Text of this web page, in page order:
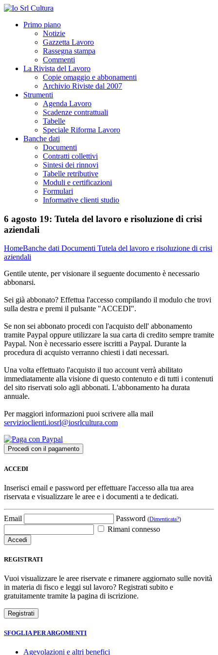
Primo piano
Notizie
Gazzetta Lavoro
Rassegna stampa
Commenti
La Rivista del Lavoro
Copie omaggio e abbonamenti
Archivio Riviste dal 2007
Strumenti
Agenda Lavoro
Scadenze contrattuali
Tabelle
Speciale Riforma Lavoro
Banche dati
Documenti
Contratti collettivi
Sintesi dei rinnovi
Tabelle retributive
Moduli e certificazioni
Formulari
Informative clienti studio
6 agosto 19: Tutela del lavoro e risoluzione di crisi
aziendali
HomeBanche dati Documenti Tutela del lavoro e risoluzione di crisi
aziendali
Gentile utente, per visionare il seguente documento è necessario
abbonarsi.
Sei già abbonato? Effettua l'accesso compilando il modulo che trovi
sulla destra e premi il pulsante "ACCEDI".
Se non sei abbonato procedi con l'acquisto dell' abbonamento
tramite Paypal oppure utilizzare la sua carta di credito sempre tramite
Paypal. Non è necessario essere iscritti a Paypal. Durante la
procedura di acquisto verranno chiesti i dati necessari.
Una volta effettuato l'acquisto il tuo account verrà abilitato
immediatamente alla visione di questo contenuto e di tutti i contenuti
del sito riservati solo agli abbonati. L'abbonamento ha durata
annuale.
Per maggiori informazioni puoi scrivere alla mail
servizioclienti.iosrl@iosrlcultura.com
ACCEDI
Inserisci email e password per effettuare l'accesso alla tua area
riservata e visualizzare le aree e i documenti a te dedicati.
Email Password (Dimenticata?)
Rimani connesso
REGISTRATI
Vuoi visualizzare le aree riservate e rimanere aggiornato sulle novità
in materia di fisco e leggi sul lavoro? Registrati subito e
gratuitamente tramite la pagina di iscrizione.
SFOGLIA PER ARGOMENTI
Agevolazioni e altri benefici